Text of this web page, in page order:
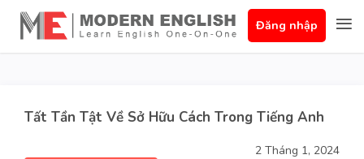
Đăng nhập
Tất Tần Tật Về Sở Hữu Cách Trong Tiếng Anh
2 Tháng 1, 2024